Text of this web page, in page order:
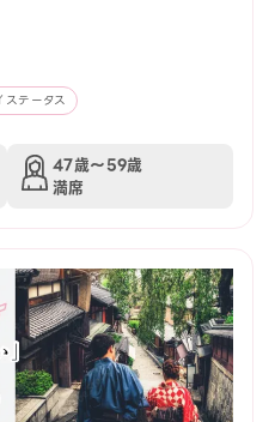
ステータス
47歳〜59歳
満席